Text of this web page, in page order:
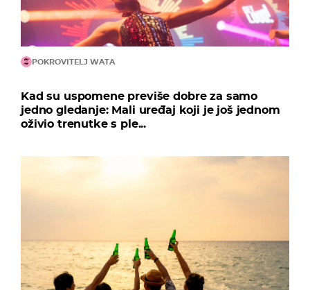
POKROVITELJ WATA
Kad su uspomene previše dobre za samo
jedno gledanje: Mali uređaj koji je još jednom
oživio trenutke s ple...